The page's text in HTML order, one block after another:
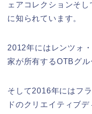
ェアコレクションそ
に知られています。
2012年にはレンツォ
家が所有するOTBグル
そして2016年にはフ
ドのクリエイティブ